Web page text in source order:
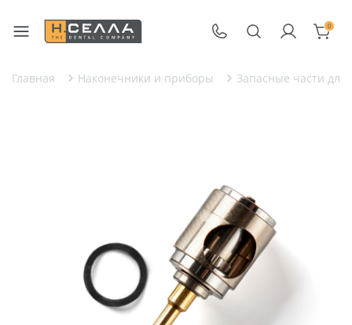
0
Главная Наконечники и приборы Запасные части для